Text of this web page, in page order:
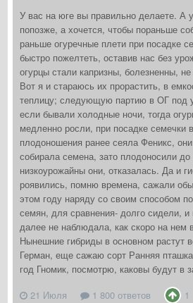
У вас на юге вы правильно делаете. А
попозже, а хочется, чтобы пораньше
раньше огуречные плети при посадке
быстро пожелтеть, оставив нас без
огурцы стали капризны, болезненны,
Вот я и стараюсь их прорастить, в
теплицу; следующую партию в ОГ под
если бывали холодные ночи, тогда
медленно росли, при посадке семечки
плодоношения ранее сеяла Феникс,
собирала семена, зато плодоносили
низкоурожайны они, отказалась. Да и
роявились, помню времена, сажали
этом году наряду со своим способом
семян, для сравнения- долго сидели,
далее не наблюдала, как скоро на нем
Нынешние гибриды в основном растут
Герман, еще сажаю сорт Ранняя
год Гномик, посмотрю, каковы будут в
21 Июля
1 800 ответов 1